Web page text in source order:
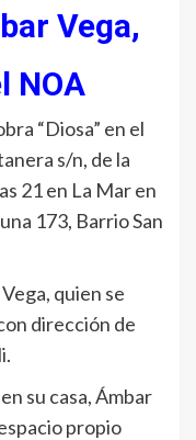
Vega,
NOA
“Diosa” en el
s/n, de la
21 en La Mar en
173, Barrio San
quien se
dirección de
su casa, Ámbar
propio